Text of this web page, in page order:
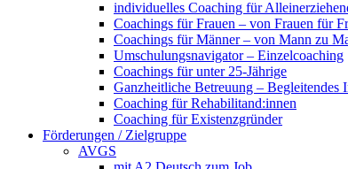
individuelles Coaching für
Coachings für Frauen – von Frauen für
Coachings für Männer – von Mann zu
Umschulungsnavigator – Einzelcoaching
Coachings für unter 25-Jährige
Ganzheitliche Betreuung – Begleitendes
Coaching für Rehabilitand:innen
Coaching für Existenzgründer
Förderungen / Zielgruppe
AVGS